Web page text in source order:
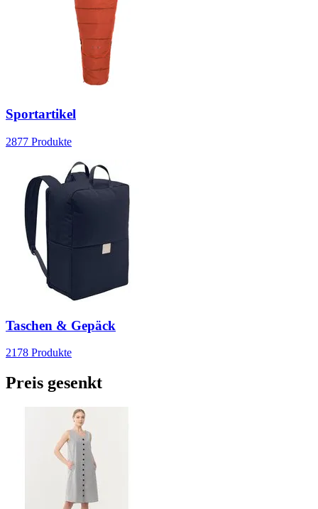
Sportartikel
2877 Produkte
Taschen & Gepäck
2178 Produkte
Preis gesenkt